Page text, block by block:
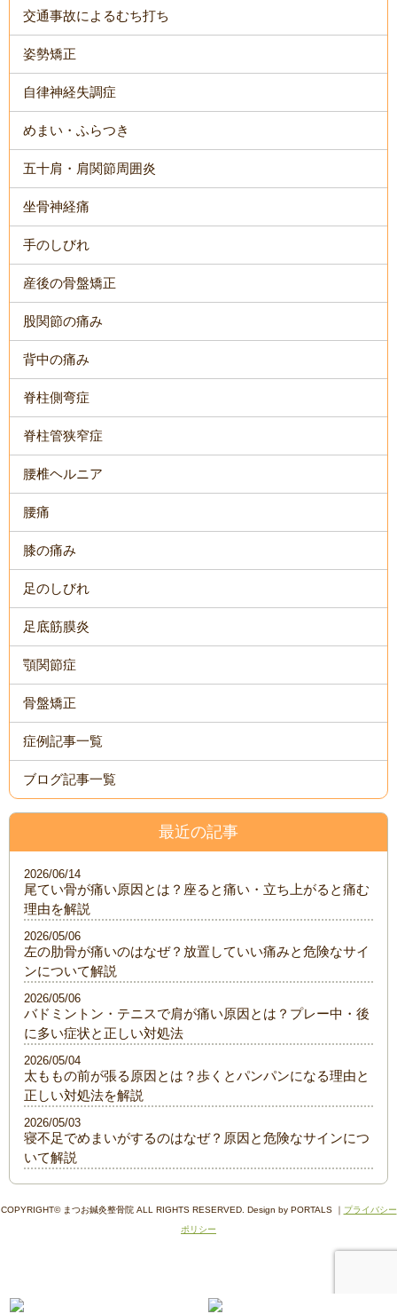
交通事故によるむち打ち
姿勢矯正
自律神経失調症
めまい・ふらつき
五十肩・肩関節周囲炎
坐骨神経痛
手のしびれ
産後の骨盤矯正
股関節の痛み
背中の痛み
脊柱側弯症
脊柱管狭窄症
腰椎ヘルニア
腰痛
膝の痛み
足のしびれ
足底筋膜炎
顎関節症
骨盤矯正
症例記事一覧
ブログ記事一覧
最近の記事
尾てい骨が痛い原因とは？座ると痛い・立ち上がると痛む
理由を解説
2026/06/14
左の肋骨が痛いのはなぜ？放置していい痛みと危険なサイ
ンについて解説
2026/05/06
バドミントン・テニスで肩が痛い原因とは？プレー中・後
に多い症状と正しい対処法
2026/05/06
太ももの前が張る原因とは？歩くとパンパンになる理由と
正しい対処法を解説
2026/05/04
寝不足でめまいがするのはなぜ？原因と危険なサインにつ
いて解説
2026/05/03
COPYRIGHT© まつお鍼灸整骨院 ALL RIGHTS RESERVED. Design by PORTALS ｜ プライバシー
ポリシー